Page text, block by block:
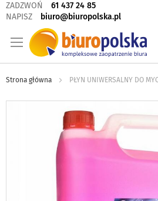
ZADZWOŃ
61 437 24 85
NAPISZ
biuro@biuropolska.pl
Strona główna PŁYN UNIWERSALNY DO